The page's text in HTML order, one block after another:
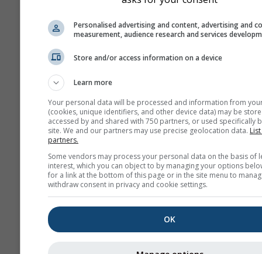
приказује податке
дневни агрегати за
више од 6 месеци
месечни агрегати.
Нудимо и сирове
нас за више
(
Часовни историјски
времену од 1940.
Personalised advertising and content, advertising and
measurement, audience research and services
Store and/or access information on a device
Learn more
Your personal data will be processed and information from
(cookies, unique identifiers, and other device data) may be
accessed by and shared with 750 partners, or used specifically
site. We and our partners may use precise geolocation data.
partners.
Some vendors may process your personal data on the basis of
interest, which you can object to by managing your options
for a link at the bottom of this page or in the site menu to
withdraw consent in privacy and cookie settings.
OK